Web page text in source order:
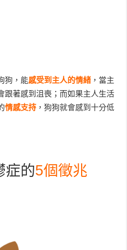
狗，能感受到主人的情緒 ，當主
跟著感到沮喪；而如果主人生活
情感支持 ，狗狗就會感到十分低
症的5個徵兆